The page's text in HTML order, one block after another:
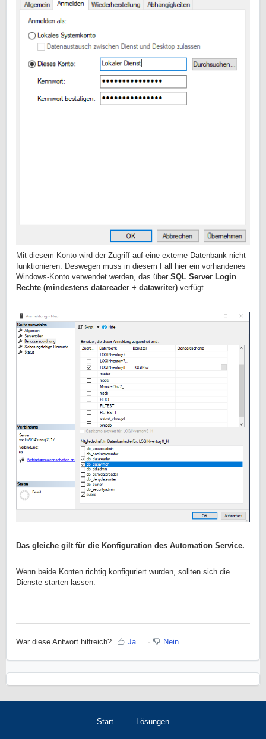
Mit diesem Konto wird der Zugriff auf eine externe Datenbank nicht
funktionieren. Deswegen muss in diesem Fall hier ein vorhandenes
Windows-Konto verwendet werden, das über SQL Server Login
Rechte (mindestens datareader + datawriter) verfügt.
Das gleiche gilt für die Konfiguration des Automation Service.
Wenn beide Konten richtig konfiguriert wurden, sollten sich die
Dienste starten lassen.
War diese Antwort hilfreich? Ja Nein
Start Lösungen